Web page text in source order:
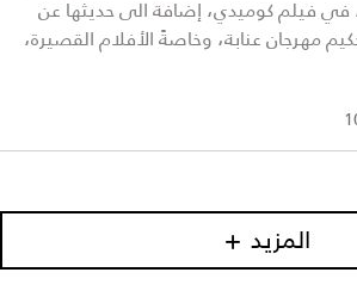
في فيلم كوميدي، إضافة الى حديثها عن
مهرجان عنابة، وخاصةً الأفلام القصيرة،
المزيد